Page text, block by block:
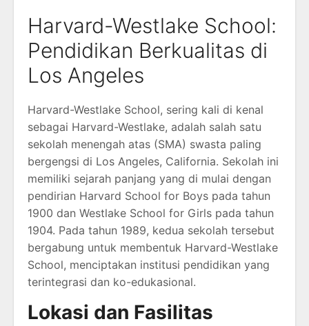
Harvard-Westlake School:
Pendidikan Berkualitas di
Los Angeles
Harvard-Westlake School, sering kali di kenal
sebagai Harvard-Westlake, adalah salah satu
sekolah menengah atas (SMA) swasta paling
bergengsi di Los Angeles, California. Sekolah ini
memiliki sejarah panjang yang di mulai dengan
pendirian Harvard School for Boys pada tahun
1900 dan Westlake School for Girls pada tahun
1904. Pada tahun 1989, kedua sekolah tersebut
bergabung untuk membentuk Harvard-Westlake
School, menciptakan institusi pendidikan yang
terintegrasi dan ko-edukasional.
Lokasi dan Fasilitas